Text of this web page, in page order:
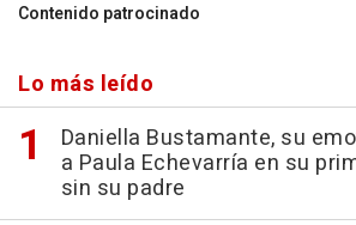
Contenido patrocinado
Lo más leído
Daniella Bustamante, su
a Paula Echevarría en su
sin su padre